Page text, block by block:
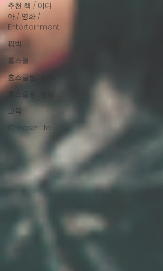
추천 책 / 미디
아 / 영화 /
Entertainment
핍박
홈스쿨
홈스쿨링_시작
홈스쿨링_영상
교육
Choose Life